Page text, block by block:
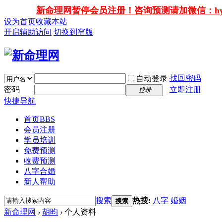
新命理网暂停会员注册！咨询预测请加微信：
设为首页收藏本站
开启辅助访问 切换到窄版
自动登录 找回密码
密码
登录
立即注册
快捷导航
首页BBS
会员注册
学员培训
免费预测
收费预测
八字合婚
新人帮助
搜索 搜索 热搜: 八字 婚姻
新命理网 › 胡昀 › 个人资料